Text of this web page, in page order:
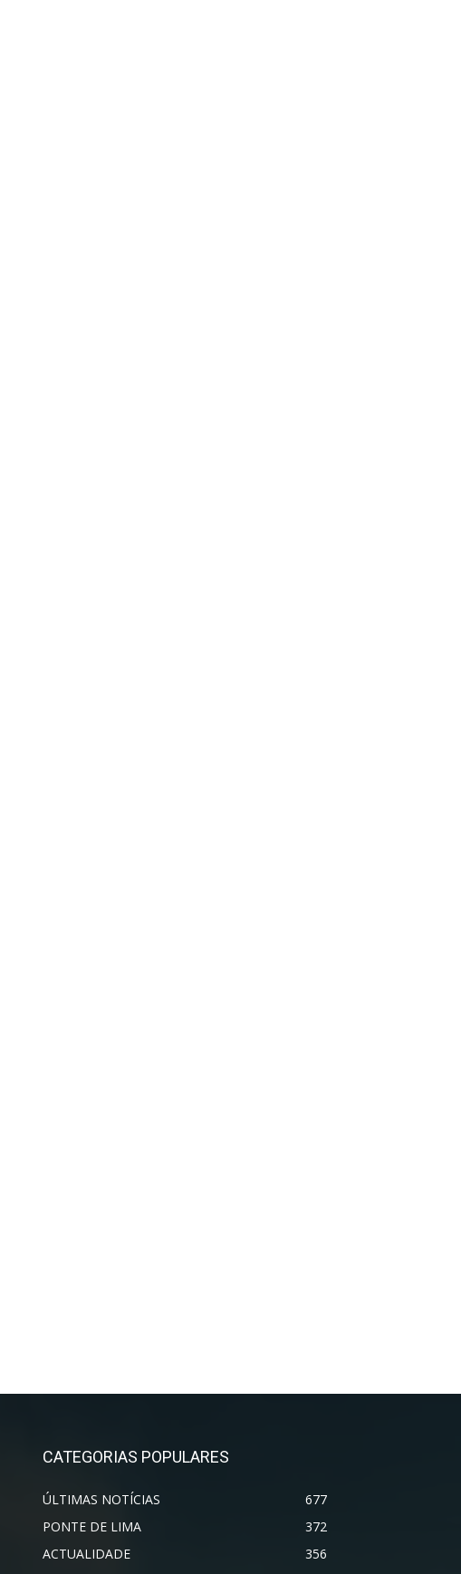
CATEGORIAS POPULARES
ÚLTIMAS NOTÍCIAS
677
PONTE DE LIMA
372
ACTUALIDADE
356